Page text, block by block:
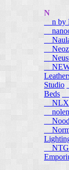
N
n by
Neoz
Studio
Beds